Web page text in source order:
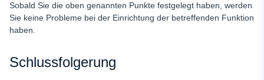
Sobald Sie die oben genannten Punkte festgelegt haben, werden
Sie keine Probleme bei der Einrichtung der betreffenden Funktion
haben.
Schlussfolgerung